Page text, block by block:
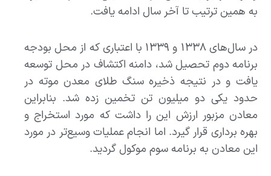
به همین ترتیب تا آخر سال ادامه یافت.
در سال‌های ۱۳۳۸ و ۱۳۳۹ با اعتباری که از محل بودجه
برنامه دوم تحصیل شد، دامنه اکتشاف در محل توسعه
یافت و در نتیجه ذخیره سنگ طلای معدن موته در
حدود یکی دو میلیون تن تخمین زده شد. بنابراین
معادن مزبور ارزش این را داشت که مورد استخراج و
بهره برداری قرار گیرد. اما انجام عملیات وسیع‌تر در مورد
این معادن به برنامه سوم موکول گردید.